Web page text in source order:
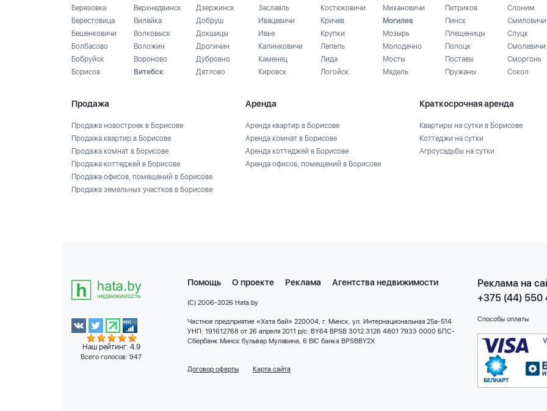
Березовка
Берестовица
Бешенковичи
Болбасово
Бобруйск
Борисов
Верхнедвинск
Вилейка
Волковыск
Воложин
Вороново
Витебск
Дзержинск
Добруш
Докшицы
Дрогичин
Дубровно
Дятлово
Заславль
Ивацевичи
Ивье
Калинковичи
Каменец
Кировск
Костюковичи
Кричев
Крупки
Лепель
Лида
Логойск
Михановичи
Могилев
Мозырь
Молодечно
Мосты
Мядель
Петриков
Пинск
Плещеницы
Полоцк
Поставы
Пружаны
Слоним
Смиловичи
Слуцк
Смолевичи
Сморгонь
Сокол
Продажа
Продажа новостроек в Борисове
Продажа квартир в Борисове
Продажа комнат в Борисове
Продажа коттеджей в Борисове
Продажа офисов, помещений в Борисове
Продажа земельных участков в Борисове
Аренда
Аренда квартир в Борисове
Аренда комнат в Борисове
Аренда коттеджей в Борисове
Аренда офисов, помещений в Борисове
Краткосрочная аренда
Квартиры на сутки в Борисове
Коттеджи на сутки
Агроусадьбы на сутки
Наш рейтинг: 4.9
Всего голосов: 947
Помощь О проекте Реклама Агентства недвижимости
(C) 2006-2026 Hata.by
Частное предприятие «Хата бай» 220004, г. Минск, ул. Интернациональная 25а-514
УНП: 191612768 от 26 апреля 2011 р/с: BY64 BPSB 3012 3126 4801 7933 0000 БПС-
Сбербанк Минск бульвар Мулявина, 6 BIC банка BPSBBY2X
Договор оферты Карта сайта
Реклама на
+375 (44) 550
Способы оплаты